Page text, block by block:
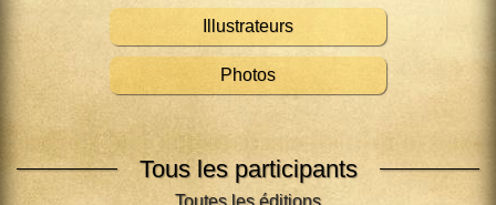
Illustrateurs
Photos
Tous les participants